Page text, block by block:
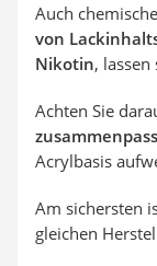
Auch
von
Nikotin,
Achten Sie
Acrylbasis
Am sichersten
gleichen